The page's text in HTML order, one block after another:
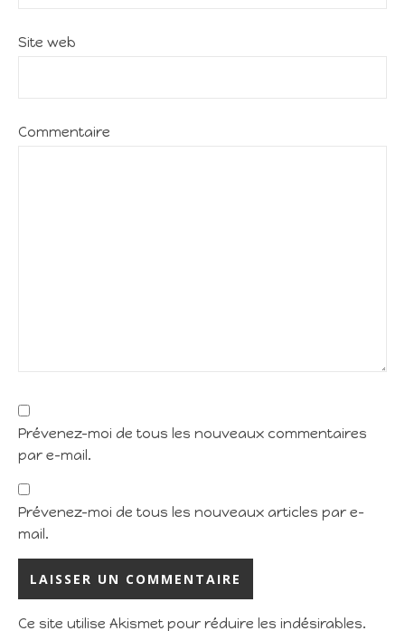
Site web
Commentaire
Prévenez-moi de tous les nouveaux commentaires
par e-mail.
Prévenez-moi de tous les nouveaux articles par e-
mail.
Ce site utilise Akismet pour réduire les indésirables.